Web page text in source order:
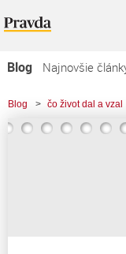
Blog
Najnovšie
Najčítanejšie články
Najkomentovanejšie
Blog > čo život dal a vzal